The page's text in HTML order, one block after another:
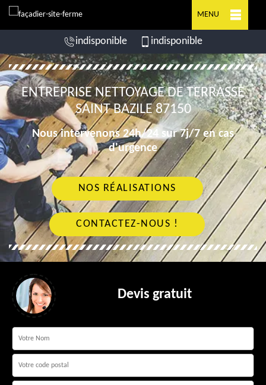
MENU
indisponible indisponible
ENTREPRISE NETTOYAGE DE TERRASSE
SAINT BAZILE 87150
Nous intervenons 24h/24 sur 7j/7 en cas
d'urgence
NOS RÉALISATIONS
CONTACTEZ-NOUS !
Devis gratuit